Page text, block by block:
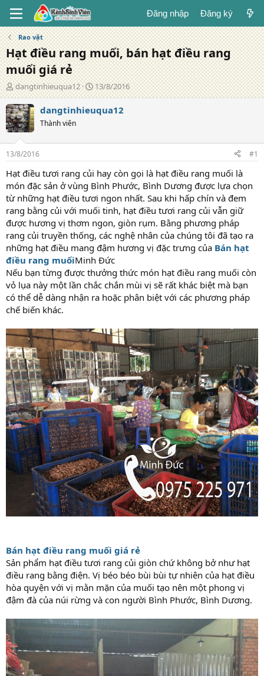
Đăng nhập Đăng ký
Rao vặt
Hạt điều rang muối, bán hạt điều rang
muối giá rẻ
T
á
c
g
i
ả
dangtinhieuqua12
N
g
à
g
13/8/2016
dangtinhieuqua12
Thành viên
13/8/2016 #1
Hạt điều tươi rang củi hay còn gọi là hạt điều rang muối là
món đặc sản ở vùng Bình Phước, Bình Dương được lựa chọn
từ những hạt điều tươi ngon nhất. Sau khi hấp chín và đem
rang bằng củi với muối tinh, hạt điều tươi rang củi vẫn giữ
được hương vị thơm ngon, giòn rụm. Bằng phương pháp
rang củi truyền thống, các nghệ nhân của chúng tôi đã tạo ra
những hạt điều mang đậm hương vị đặc trưng của Bán hạt
điều rang muốiMinh Đức
Nếu bạn từng được thưởng thức món hạt điều rang muối còn
vỏ lụa này một lần chắc chắn mùi vị sẽ rất khác biệt mà bạn
có thể dễ dàng nhận ra hoặc phân biệt với các phương pháp
chế biến khác.
Bán hạt điều rang muối giá rẻ
Sản phẩm hạt điều tươi rang củi giòn chứ không bở như hạt
điều rang bằng điện. Vị béo béo bùi bùi tự nhiên của hạt điều
hòa quyện với vị mằn mặn của muối tạo nên một phong vị
đậm đà của núi rừng và con người Bình Phước, Bình Dương.